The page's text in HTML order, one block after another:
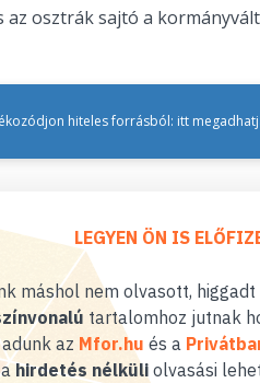
az osztrák sajtó a
hiteles forrásból: itt
LEGYEN ÖN IS
máshol nem olvasott,
tartalomhoz jutnak
az Mfor.hu és a
ahirdetés nélküliolvasási